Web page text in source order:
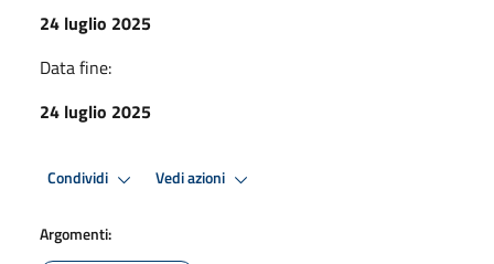
24 luglio 2025
Data fine:
24 luglio 2025
Condividi Vedi azioni
Argomenti: